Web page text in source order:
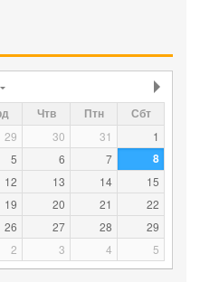
Чтв Птн Сбт
29 30 31
1
5 6 7 8
12 13 14
15
19 20 21
22
26 27 28
29
2 3 4 5